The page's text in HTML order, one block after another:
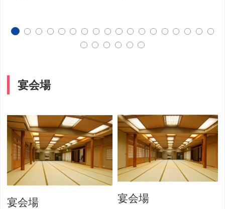
宴会場
宴会場 宴会場